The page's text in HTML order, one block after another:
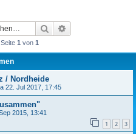
Suche
1 von 1
/ Nordheide
22. Jul 2017, 17:45
2015, 13:41
1 2 3